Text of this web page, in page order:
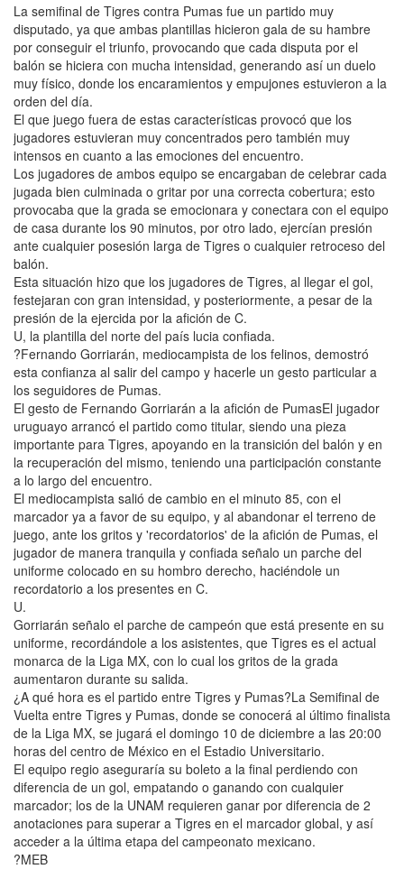
La semifinal de Tigres contra Pumas fue un partido muy
disputado, ya que ambas plantillas hicieron gala de su hambre
por conseguir el triunfo, provocando que cada disputa por el
balón se hiciera con mucha intensidad, generando así un duelo
muy físico, donde los encaramientos y empujones estuvieron a la
orden del día.
El que juego fuera de estas características provocó que los
jugadores estuvieran muy concentrados pero también muy
intensos en cuanto a las emociones del encuentro.
Los jugadores de ambos equipo se encargaban de celebrar cada
jugada bien culminada o gritar por una correcta cobertura; esto
provocaba que la grada se emocionara y conectara con el equipo
de casa durante los 90 minutos, por otro lado, ejercían presión
ante cualquier posesión larga de Tigres o cualquier retroceso del
balón.
Esta situación hizo que los jugadores de Tigres, al llegar el gol,
festejaran con gran intensidad, y posteriormente, a pesar de la
presión de la ejercida por la afición de C.
U, la plantilla del norte del país lucia confiada.
?Fernando Gorriarán, mediocampista de los felinos, demostró
esta confianza al salir del campo y hacerle un gesto particular a
los seguidores de Pumas.
El gesto de Fernando Gorriarán a la afición de PumasEl jugador
uruguayo arrancó el partido como titular, siendo una pieza
importante para Tigres, apoyando en la transición del balón y en
la recuperación del mismo, teniendo una participación constante
a lo largo del encuentro.
El mediocampista salió de cambio en el minuto 85, con el
marcador ya a favor de su equipo, y al abandonar el terreno de
juego, ante los gritos y 'recordatorios' de la afición de Pumas, el
jugador de manera tranquila y confiada señalo un parche del
uniforme colocado en su hombro derecho, haciéndole un
recordatorio a los presentes en C.
U.
Gorriarán señalo el parche de campeón que está presente en su
uniforme, recordándole a los asistentes, que Tigres es el actual
monarca de la Liga MX, con lo cual los gritos de la grada
aumentaron durante su salida.
¿A qué hora es el partido entre Tigres y Pumas?La Semifinal de
Vuelta entre Tigres y Pumas, donde se conocerá al último finalista
de la Liga MX, se jugará el domingo 10 de diciembre a las 20:00
horas del centro de México en el Estadio Universitario.
El equipo regio aseguraría su boleto a la final perdiendo con
diferencia de un gol, empatando o ganando con cualquier
marcador; los de la UNAM requieren ganar por diferencia de 2
anotaciones para superar a Tigres en el marcador global, y así
acceder a la última etapa del campeonato mexicano.
?MEB